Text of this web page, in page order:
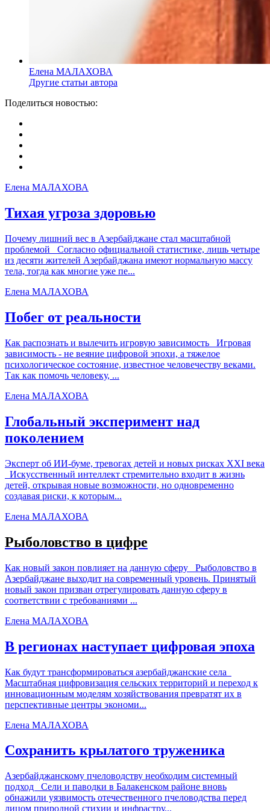
Елена МАЛАХОВА
Другие статьи автора
Поделиться новостью:
Елена МАЛАХОВА
Тихая угроза здоровью
Почему лишний вес в Азербайджане стал масштабной
проблемой Согласно официальной статистике, лишь четыре
из десяти жителей Азербайджана имеют нормальную массу
тела, тогда как многие уже пе...
Елена МАЛАХОВА
Побег от реальности
Как распознать и вылечить игровую зависимость Игровая
зависимость - не веяние цифровой эпохи, а тяжелое
психологическое состояние, известное человечеству веками.
Так как помочь человеку, ...
Елена МАЛАХОВА
Глобальный эксперимент над
поколением
Эксперт об ИИ-буме, тревогах детей и новых рисках XXI века
Искусственный интеллект стремительно входит в жизнь
детей, открывая новые возможности, но одновременно
создавая риски, к которым...
Елена МАЛАХОВА
Рыболовство в цифре
Как новый закон повлияет на данную сферу Рыболовство в
Азербайджане выходит на современный уровень. Принятый
новый закон призван отрегулировать данную сферу в
соответствии с требованиями ...
Елена МАЛАХОВА
В регионах наступает цифровая эпоха
Как будут трансформироваться азербайджанские села
Масштабная цифровизация сельских территорий и переход к
инновационным моделям хозяйствования превратят их в
перспективные центры экономи...
Елена МАЛАХОВА
Сохранить крылатого труженика
Азербайджанскому пчеловодству необходим системный
подход Сели и паводки в Балакенском районе вновь
обнажили уязвимость отечественного пчеловодства перед
лицом природной стихии и инфрастру...